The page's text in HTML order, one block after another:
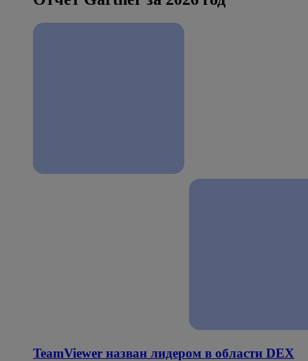
TeamViewer назван лидером в области DEX